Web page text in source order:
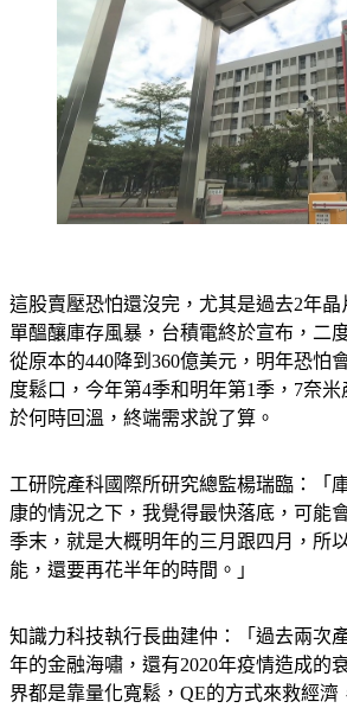
這股賣壓恐怕還沒完，尤其是過去2年
單醞釀庫存風暴，台積電終於宣布，二
從原本的440降到360億美元，明年恐怕
度鬆口，今年第4季和明年第1季，7奈米
工研院產科國際所研究總監楊瑞臨：「
康的情況之下，我覺得最快落底，可能
季末，就是大概明年的三月跟四月，所
知識力科技執行長曲建仲：「過去兩次
年的金融海嘯，還有2020年疫情造成的